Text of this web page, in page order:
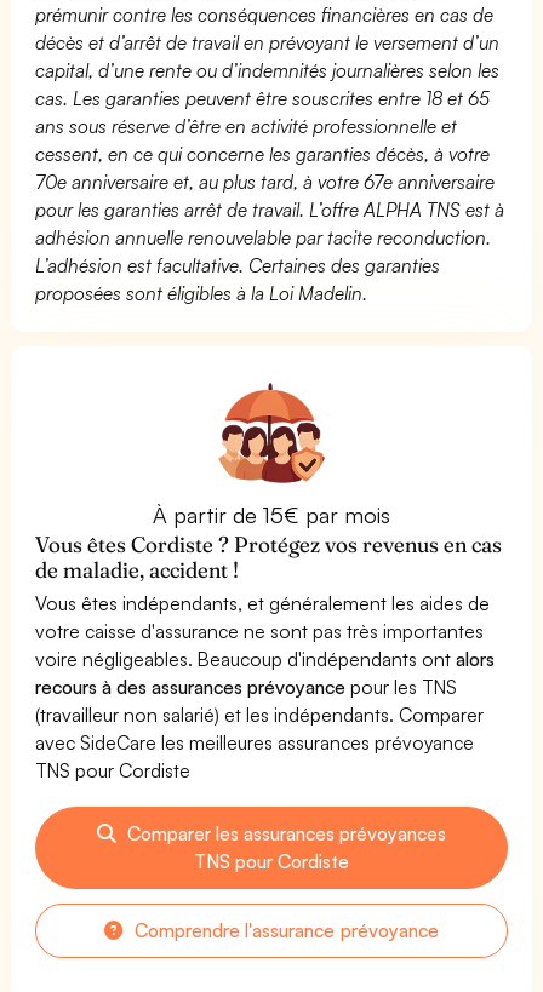
prémunir contre les conséquences financières en cas de
décès et d’arrêt de travail en prévoyant le versement d’un
capital, d’une rente ou d’indemnités journalières selon les
cas. Les garanties peuvent être souscrites entre 18 et 65
ans sous réserve d’être en activité professionnelle et
cessent, en ce qui concerne les garanties décès, à votre
70e anniversaire et, au plus tard, à votre 67e anniversaire
pour les garanties arrêt de travail. L’offre ALPHA TNS est à
adhésion annuelle renouvelable par tacite reconduction.
L’adhésion est facultative. Certaines des garanties
proposées sont éligibles à la Loi Madelin.
À partir de 15€ par mois
Vous êtes Cordiste ? Protégez vos revenus en cas
de maladie, accident !
Vous êtes indépendants, et généralement les aides de
votre caisse d'assurance ne sont pas très importantes
voire négligeables. Beaucoup d'indépendants ontalors
recours à des assurances prévoyance pour les TNS
(travailleur non salarié) et les indépendants. Comparer
avec SideCare les meilleures assurances prévoyance
TNS pour Cordiste
Comparer les assurances prévoyances
TNS pour Cordiste
Comprendre l'assurance prévoyance